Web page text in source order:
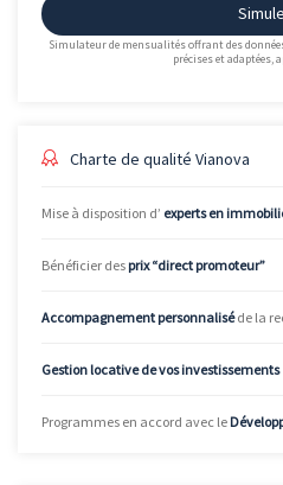
Simulateur de mensualités offrant des
précises et adaptées,
Charte de qualité Vianova
Mise à disposition d’ experts en
Bénéficier des prix “direct promoteur”
Accompagnement personnaliséde la
Gestion locative de vos investissements
Programmes en accord avec le